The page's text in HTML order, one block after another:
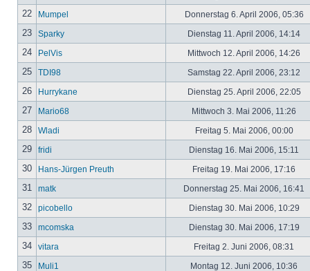
22 Mumpel Donnerstag 6. April 2006, 05:36
23 Sparky Dienstag 11. April 2006, 14:14
24 PelVis Mittwoch 12. April 2006, 14:26
25 TDI98 Samstag 22. April 2006, 23:12
26 Hurrykane Dienstag 25. April 2006, 22:05
27 Mario68 Mittwoch 3. Mai 2006, 11:26
28 Wladi Freitag 5. Mai 2006, 00:00
29 fridi Dienstag 16. Mai 2006, 15:11
30 Hans-Jürgen Preuth Freitag 19. Mai 2006, 17:16
31 matk Donnerstag 25. Mai 2006, 16:41
32 picobello Dienstag 30. Mai 2006, 10:29
33 mcomska Dienstag 30. Mai 2006, 17:19
34 vitara Freitag 2. Juni 2006, 08:31
35 Muli1 Montag 12. Juni 2006, 10:36